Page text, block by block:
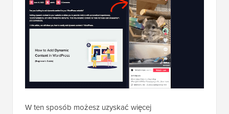
W ten sposób możesz uzyskać więcej